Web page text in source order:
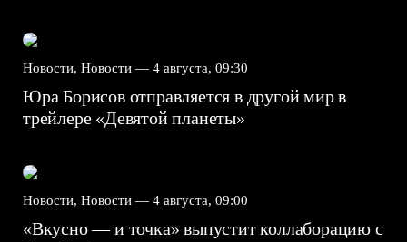
Новости, Новости — 4 августа, 09:30
Юра Борисов отправляется в другой мир в
трейлере «Девятой планеты»
Новости, Новости — 4 августа, 09:00
«Вкусно — и точка» выпустит коллаборацию с